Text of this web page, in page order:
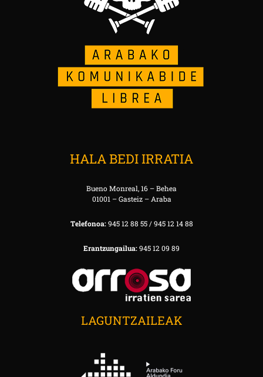
HALA BEDI IRRATIA
Bueno Monreal, 16 – Behea
01001 – Gasteiz – Araba
Telefonoa:945 12 88 55 / 945 12 14 88
Erantzungailua:945 12 09 89
LAGUNTZAILEAK